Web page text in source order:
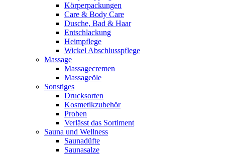
Körperpackungen
Care & Body Care
Dusche, Bad & Haar
Entschlackung
Heimpflege
Wickel Abschlusspflege
Massage
Massagecremen
Massageöle
Sonstiges
Drucksorten
Kosmetikzubehör
Proben
Verlässt das Sortiment
Sauna und Wellness
Saunadüfte
Saunasalze